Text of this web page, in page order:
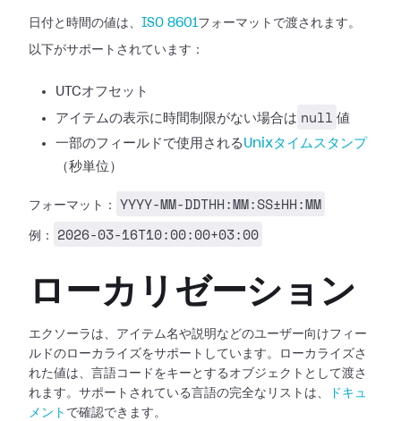
日付と時間の値は、 ISO 8601フォーマットで渡されます。
以下がサポートされています：
UTCオフセット
アイテムの表示に時間制限がない場合は null 値
一部のフィールドで使用される Unixタイムスタンプ
（秒単位）
フォーマット： YYYY-MM-DDTHH:MM:SS±HH:MM
例： 2026-03-16T10:00:00+03:00
ローカリゼーション
エクソーラは、アイテム名や説明などのユーザー向けフィー
ルドのローカライズをサポートしています。ローカライズさ
れた値は、言語コードをキーとするオブジェクトとして渡さ
れます。サポートされている言語の完全なリストは、
ドキュ
メント で確認できます。